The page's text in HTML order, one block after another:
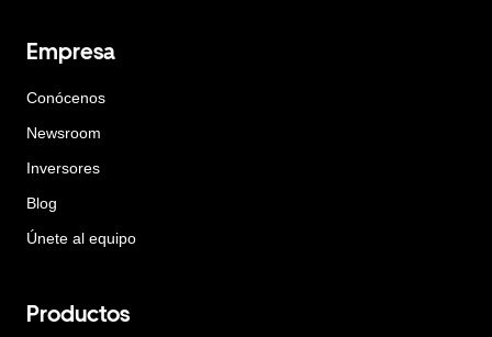
Empresa
Conócenos
Newsroom
Inversores
Blog
Únete al equipo
Productos